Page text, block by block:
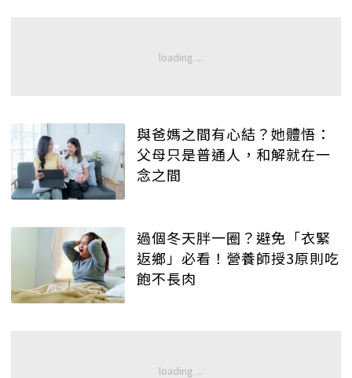
與爸媽之間有心結？她體悟：
父母只是普通人，和解就在一
念之間
過個冬天胖一圈？避免「衣緊
返鄉」必看！營養師授3原則吃
飽不長肉